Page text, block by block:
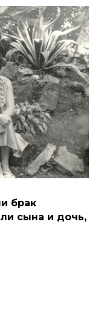
брак
сына и дочь,